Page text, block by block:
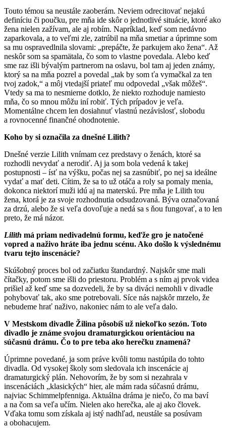
Touto témou sa neustále zaoberám. Neviem odrecitovať nejakú
definíciu či poučku, pre mňa ide skôr o jednotlivé situácie, ktoré ako
žena nielen zažívam, ale aj robím. Napríklad, keď som nedávno
zaparkovala, a to veľmi zle, zatrúbil na mňa smetiar a úprimne som
sa mu ospravedlnila slovami: „prepáčte, že parkujem ako žena“. Až
neskôr som sa spamätala, čo som to vlastne povedala. Alebo keď
sme raz išli bývalým partnerom na oslavu, bol tam aj jeden známy,
ktorý sa na mňa pozrel a povedal „tak by som ťa vymačkal za ten
tvoj zadok,“ a môj vtedajší priateľ mu odpovedal „však môžeš“.
Vtedy sa ma to nesmierne dotklo, že niekto rozhoduje namiesto
mňa, čo so mnou môžu iní robiť. Tých prípadov je veľa.
Momentálne chcem len dosiahnuť vlastnú nezávislosť, slobodu
a rovnocenné finančné ohodnotenie.
Koho by si označila za dnešné Lilith?
Dnešné verzie Lilith vnímam cez predstavy o ženách, ktoré sa
rozhodli nevydať a nerodiť. Aj ja som bola vedená k takej
postupnosti – ísť na výšku, počas nej sa zasnúbiť, po nej sa ideálne
vydať a mať deti. Cítim, že sa to už otáča a roly sa pomaly menia,
dokonca niektorí muži idú aj na materskú. Pre mňa je Lilith tou
žena, ktorá je za svoje rozhodnutia odsudzovaná. Býva označovaná
za drzú, alebo že si veľa dovoľuje a nedá sa s ňou fungovať, a to len
preto, že má názor.
Lilith má priam nedivadelnú formu, keďže gro je natočené
vopred a naživo hráte iba jednu scénu. Ako došlo k výslednému
tvaru tejto inscenácie?
Skúšobný proces bol od začiatku štandardný. Najskôr sme mali
čítačky, potom sme išli do priestoru. Problém a s ním aj prvok videa
prišiel až keď sme sa dozvedeli, že by sa diváci nemohli v divadle
pohybovať tak, ako sme potrebovali. Síce nás najskôr mrzelo, že
nebudeme hrať naživo, nakoniec nám to ale veľa dalo.
V Mestskom divadle Žilina pôsobíš už niekoľko sezón. Toto
divadlo je známe svojou dramaturgickou orientáciou na
súčasnú drámu. Čo to pre teba ako herečku znamená?
Úprimne povedané, ja som práve kvôli tomu nastúpila do tohto
divadla. Od vysokej školy som sledovala ich inscenácie aj
dramaturgický plán. Nehovorím, že by som si nezahrala v
inscenáciách „klasických“ hier, ale mám rada súčasnú drámu,
najviac Schimmelpfenniga. Aktuálna dráma je niečo, čo ma baví
a na čom sa veľa učím. Nielen ako herečka, ale aj ako človek.
Vďaka tomu som získala aj istý nadhľad, neustále sa posúvam
a obohacujem.